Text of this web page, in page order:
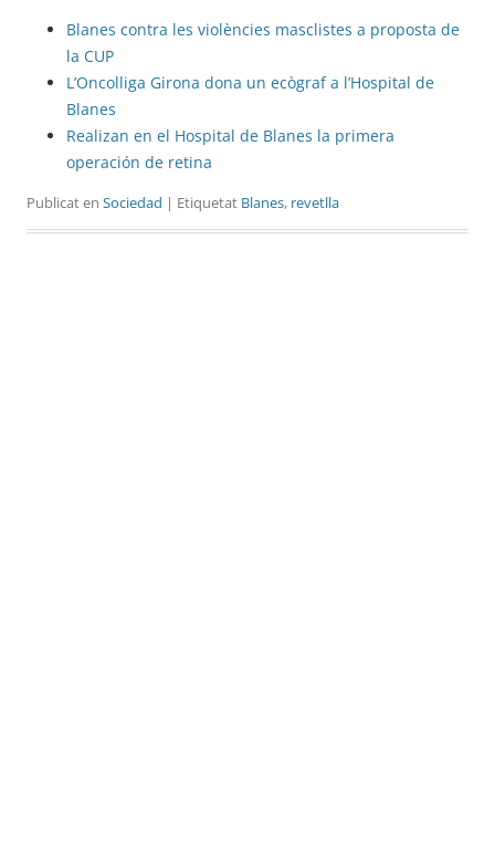
Blanes contra les violències masclistes a proposta de
la CUP
L’Oncolliga Girona dona un ecògraf a l’Hospital de
Blanes
Realizan en el Hospital de Blanes la primera
operación de retina
Publicat en Sociedad | Etiquetat Blanes, revetlla